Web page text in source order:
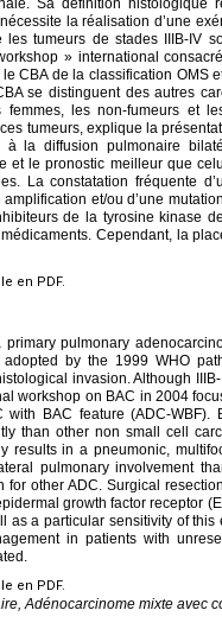
la réalisation d’une
les tumeurs de stades IIIB-IV
» international
CBA de la classification OMS
se distinguent des autres
les non-fumeurs et
tumeurs, explique la
la diffusion pulmonaire
et le pronostic meilleur que
La constatation fréquente
amplification et/ou d’une
de la tyrosine kinase
Cependant, la
en PDF.
pulmonary
by the 1999 WHO
invasion. Although
workshop on BAC in 2004
BAC feature (ADC-WBF).
than other non small cell
results in a pneumonic,
pulmonary involvement
other ADC. Surgical
growth factor receptor
as a particular sensitivity of
in patients with
en PDF.
Adénocarcinome mixte avec